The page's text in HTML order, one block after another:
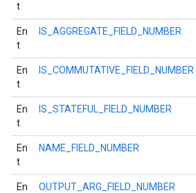
t
En
t
IS_AGGREGATE_FIELD_NUMBER
En
t
IS_COMMUTATIVE_FIELD_NUMBER
En
t
IS_STATEFUL_FIELD_NUMBER
En
t
NAME_FIELD_NUMBER
En
OUTPUT_ARG_FIELD_NUMBER